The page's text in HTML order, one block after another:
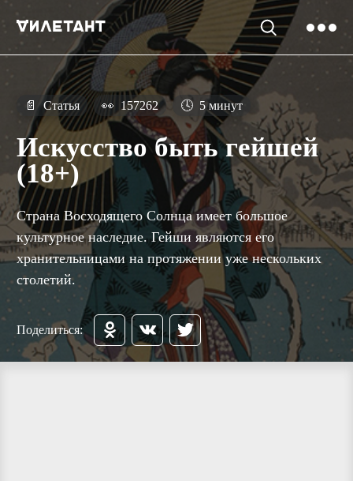
📄 Статья 👀 157262 🕓 5 минут
Искусство быть гейшей
(18+)
Страна Восходящего Солнца имеет большое
культурное наследие. Гейши являются его
хранительницами на протяжении уже нескольких
столетий.
Поделиться: